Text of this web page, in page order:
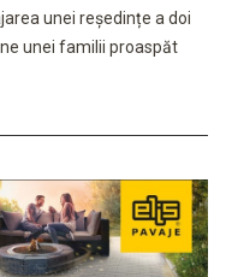
unei reședințe a doi
unei familii proaspăt